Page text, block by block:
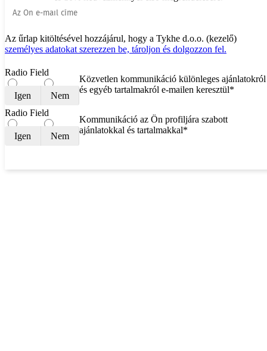
Az űrlap kitöltésével hozzájárul, hogy a Tykhe d.o.o. (kezelő)
személyes adatokat szerezzen be, tároljon és dolgozzon fel.
Radio Field
Igen Nem
Közvetlen kommunikáció különleges ajánlatokról
és egyéb tartalmakról e-mailen keresztül*
Radio Field
Igen Nem
Kommunikáció az Ön profiljára szabott
ajánlatokkal és tartalmakkal*